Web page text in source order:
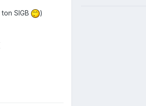
SIGB )